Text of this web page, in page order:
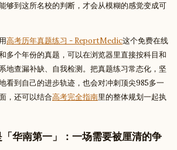
够到这所名校的判断，才会从模糊的感觉变成可
高考历年真题练习 - ReportMedic这个免费在线
多个年份的真题，可以在浏览器里直接按科目和
地查漏补缺、自我检测。把真题练习常态化，坚
看到自己的进步轨迹，也会对冲刺顶尖985多一
，还可以结合高考完全指南里的整体规划一起执
「华南第一」：一场需要被厘清的争